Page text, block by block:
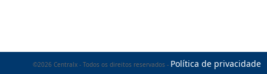
©2026 Centralx - Todos os direitos reservados - Política de privacidade